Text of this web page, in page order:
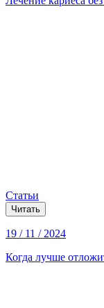
Статьи
Читать
19 / 11 / 2024
Когда лучше